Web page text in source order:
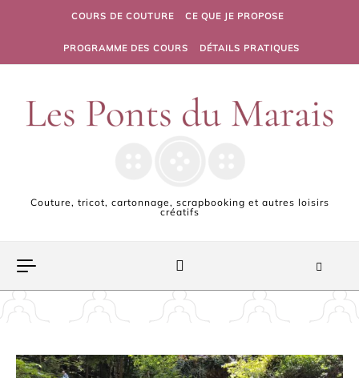
Skip to contentCOURS DE COUTURE CE QUE JE PROPOSE
PROGRAMME DES COURS DÉTAILS PRATIQUES
Couture, tricot, cartonnage, scrapbooking et autres loisirs
créatifs